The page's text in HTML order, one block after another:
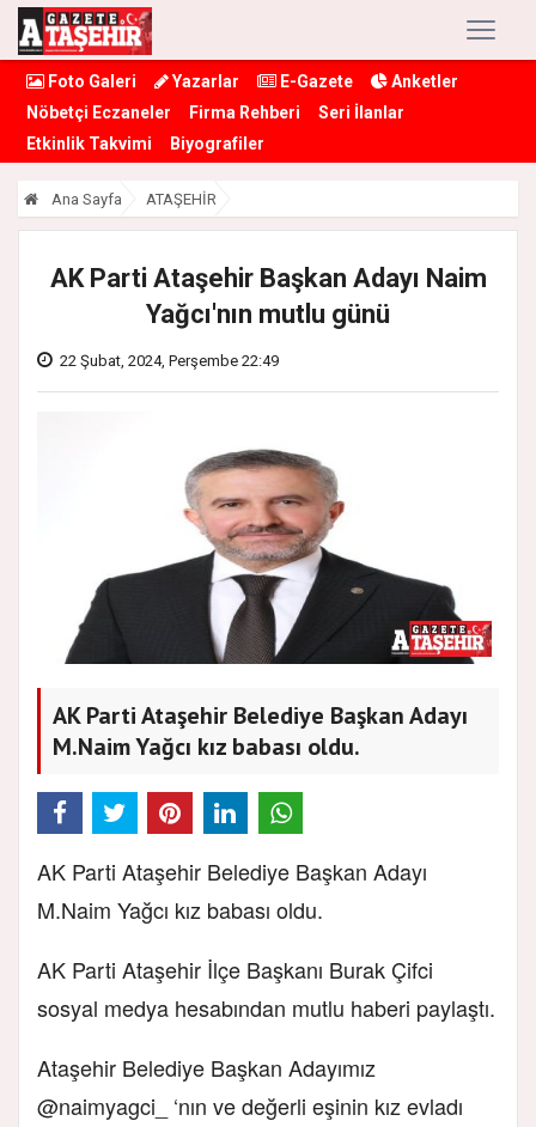
Foto Galeri Yazarlar E-Gazete
Anketler
Nöbetçi Eczaneler
Firma Rehberi
Seri İlanlar
Etkinlik Takvimi
Biyografiler
Ana Sayfa ATAŞEHİR
AK Parti Ataşehir Başkan Adayı Naim
Yağcı'nın mutlu günü
22 Şubat, 2024, Perşembe 22:49
AK Parti Ataşehir Belediye Başkan Adayı
M.Naim Yağcı kız babası oldu.
AK Parti Ataşehir Belediye Başkan Adayı
M.Naim Yağcı kız babası oldu.
AK Parti Ataşehir İlçe Başkanı Burak Çifci
sosyal medya hesabından mutlu haberi paylaştı.
Ataşehir Belediye Başkan Adayımız
@naimyagci_ ‘nın ve değerli eşinin kız evladı